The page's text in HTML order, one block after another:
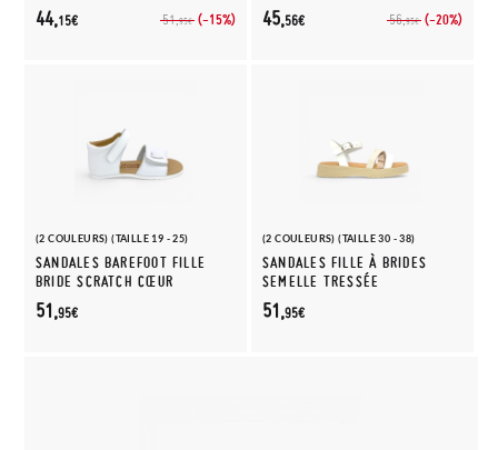
51,95€ (-15%)
44,15€ 56,95€ (-20%)
45,56€
(2 COULEURS) (TAILLE 19 - 25)
SANDALES BAREFOOT FILLE
BRIDE SCRATCH CŒUR
51,95€
(2 COULEURS) (TAILLE 30 - 38)
SANDALES FILLE À BRIDES
SEMELLE TRESSÉE
51,95€